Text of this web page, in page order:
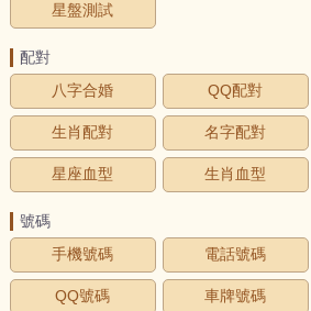
星盤測試
配對
八字合婚
QQ配對
生肖配對 名字配對
星座血型 生肖血型
號碼
手機號碼
電話號碼
QQ號碼 車牌號碼